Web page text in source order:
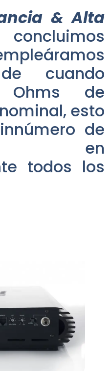
& Alta
concluimos
cuando
de
esto
de
en
todos los